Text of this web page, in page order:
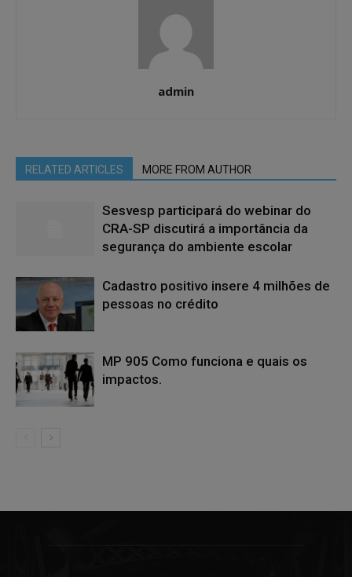
admin
RELATED ARTICLES MORE FROM AUTHOR
Sesvesp participará do webinar do
CRA-SP discutirá a importância da
segurança do ambiente escolar
Cadastro positivo insere 4 milhões de
pessoas no crédito
MP 905 Como funciona e quais os
impactos.